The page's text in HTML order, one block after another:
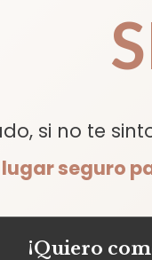
si no te
lugar seguro
¡Quiero